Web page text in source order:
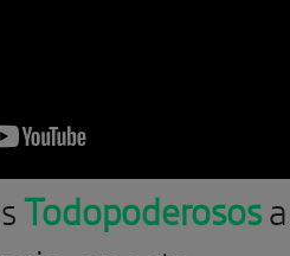
Todopoderososa